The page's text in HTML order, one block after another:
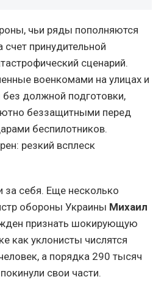
чьи ряды пополняются
принудительной
сценарий.
военкомами на улицах и
должной подготовки,
беззащитными перед
беспилотников.
резкий всплеск
себя. Еще несколько
обороны Украины Михаил
признать шокирующую
как уклонисты числятся
а порядка 290 тысяч
свои части.